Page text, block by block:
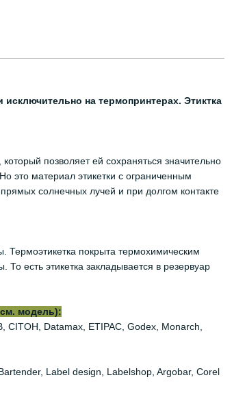
на термопринтерах. Этиктка
позволяет ей сохраняться значительно
это материал этикетки с ограниченным
солнечных лучей и при долгом контакте
Термоэтикетка покрыта термохимическим
есть этикетка закладывается в резервуар
модель):
Datamax, ETIPAC, Godex, Monarch,
Label design, Labelshop, Argobar, Corel